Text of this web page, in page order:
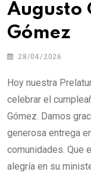
Augusto
Gómez
28/04/2026
Hoy nuestra
celebrar el
Gómez. Damos
generosa entrega
comunidades. Que
alegría en su